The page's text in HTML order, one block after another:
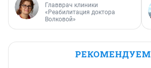
Главврач клиники
«Реабилитация доктора
Волковой»
РЕКОМЕНДУЕМ